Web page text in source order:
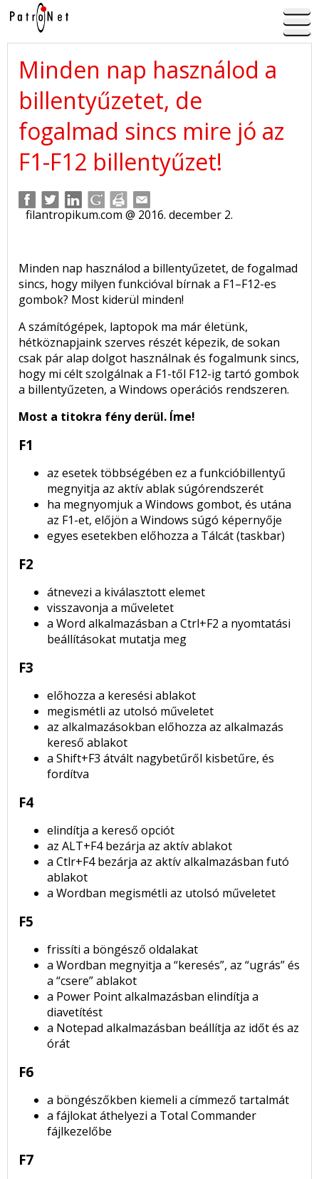
Minden nap használod a
billentyűzetet, de
fogalmad sincs mire jó az
F1-F12 billentyűzet!
filantropikum.com @ 2016. december 2.
Minden nap használod a billentyűzetet, de fogalmad
sincs, hogy milyen funkcióval bírnak a F1–F12-es
gombok? Most kiderül minden!
A számítógépek, laptopok ma már életünk,
hétköznapjaink szerves részét képezik, de sokan
csak pár alap dolgot használnak és fogalmunk sincs,
hogy mi célt szolgálnak a F1-től F12-ig tartó gombok
a billentyűzeten, a Windows operációs rendszeren.
Most a titokra fény derül. Íme!
F1
az esetek többségében ez a funkcióbillentyű
megnyitja az aktív ablak súgórendszerét
ha megnyomjuk a Windows gombot, és utána
az F1-et, előjön a Windows súgó képernyője
egyes esetekben előhozza a Tálcát (taskbar)
F2
átnevezi a kiválasztott elemet
visszavonja a műveletet
a Word alkalmazásban a Ctrl+F2 a nyomtatási
beállításokat mutatja meg
F3
előhozza a keresési ablakot
megismétli az utolsó műveletet
az alkalmazásokban előhozza az alkalmazás
kereső ablakot
a Shift+F3 átvált nagybetűről kisbetűre, és
fordítva
F4
elindítja a kereső opciót
az ALT+F4 bezárja az aktív ablakot
a Ctlr+F4 bezárja az aktív alkalmazásban futó
ablakot
a Wordban megismétli az utolsó műveletet
F5
frissíti a böngésző oldalakat
a Wordban megnyitja a “keresés”, az “ugrás” és
a “csere” ablakot
a Power Point alkalmazásban elindítja a
diavetítést
a Notepad alkalmazásban beállítja az időt és az
órát
F6
a böngészőkben kiemeli a címmező tartalmát
a fájlokat áthelyezi a Total Commander
fájlkezelőbe
F7